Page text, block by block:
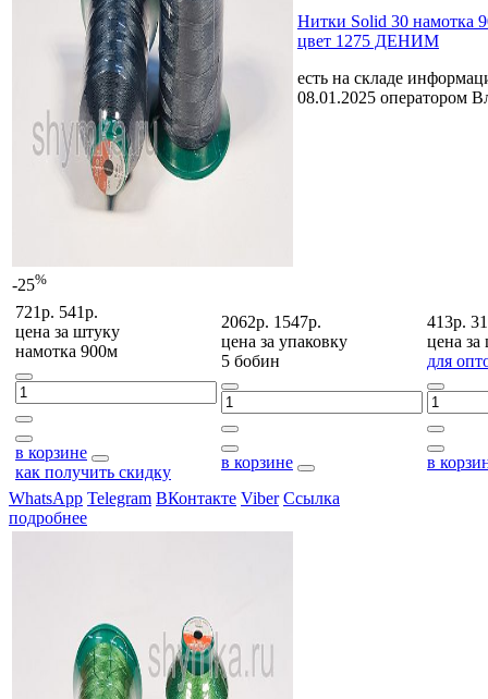
-25%
Нитки Solid 30 намотка
цвет 1275 ДЕНИМ
есть на складе
08.01.2025 оператором
721р. 541р.
цена за штуку
намотка 900м
в корзине
как получить скидку
2062р. 1547р.
цена за упаковку
5 бобин
в корзине
413р.
цена за
для
в
WhatsApp Telegram ВКонтакте Viber Ссылка
подробнее